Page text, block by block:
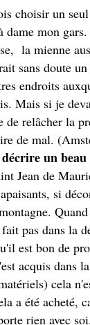
choisir un
dame mon
la mienne
sans doute
endroits
Mais si je
relâcher la
de mal.
un beau
Jean de
si
pas dans la
est bon de
acquis dans
cela
a été acheté,
rien avec